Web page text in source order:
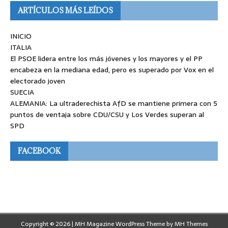
ARTÍCULOS MÁS LEÍDOS
INICIO
ITALIA
El PSOE lidera entre los más jóvenes y los mayores y el PP
encabeza en la mediana edad, pero es superado por Vox en el
electorado joven
SUECIA
ALEMANIA: La ultraderechista AfD se mantiene primera con 5
puntos de ventaja sobre CDU/CSU y Los Verdes superan al
SPD
FACEBOOK
Copyright © 2026 | MH Magazine WordPress Theme byMH Themes